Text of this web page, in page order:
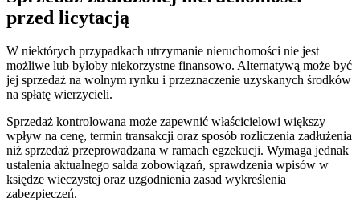
przed licytacją
W niektórych przypadkach utrzymanie nieruchomości nie jest
możliwe lub byłoby niekorzystne finansowo. Alternatywą może być
jej sprzedaż na wolnym rynku i przeznaczenie uzyskanych środków
na spłatę wierzycieli.
Sprzedaż kontrolowana może zapewnić właścicielowi większy
wpływ na cenę, termin transakcji oraz sposób rozliczenia zadłużenia
niż sprzedaż przeprowadzana w ramach egzekucji. Wymaga jednak
ustalenia aktualnego salda zobowiązań, sprawdzenia wpisów w
księdze wieczystej oraz uzgodnienia zasad wykreślenia
zabezpieczeń.